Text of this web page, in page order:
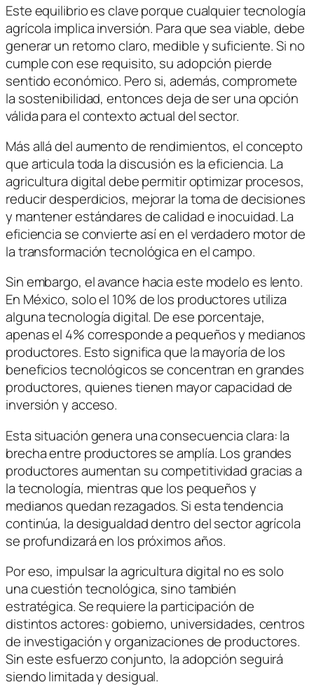
Este equilibrio es clave porque cualquier tecnología
agrícola implica inversión. Para que sea viable, debe
generar un retorno claro, medible y suficiente. Si no
cumple con ese requisito, su adopción pierde
sentido económico. Pero si, además, compromete
la sostenibilidad, entonces deja de ser una opción
válida para el contexto actual del sector.
Más allá del aumento de rendimientos, el concepto
que articula toda la discusión es la eficiencia. La
agricultura digital debe permitir optimizar procesos,
reducir desperdicios, mejorar la toma de decisiones
y mantener estándares de calidad e inocuidad. La
eficiencia se convierte así en el verdadero motor de
la transformación tecnológica en el campo.
Sin embargo, el avance hacia este modelo es lento.
En México, solo el 10% de los productores utiliza
alguna tecnología digital. De ese porcentaje,
apenas el 4% corresponde a pequeños y medianos
productores. Esto significa que la mayoría de los
beneficios tecnológicos se concentran en grandes
productores, quienes tienen mayor capacidad de
inversión y acceso.
Esta situación genera una consecuencia clara: la
brecha entre productores se amplía. Los grandes
productores aumentan su competitividad gracias a
la tecnología, mientras que los pequeños y
medianos quedan rezagados. Si esta tendencia
continúa, la desigualdad dentro del sector agrícola
se profundizará en los próximos años.
Por eso, impulsar la agricultura digital no es solo
una cuestión tecnológica, sino también
estratégica. Se requiere la participación de
distintos actores: gobierno, universidades, centros
de investigación y organizaciones de productores.
Sin este esfuerzo conjunto, la adopción seguirá
siendo limitada y desigual.